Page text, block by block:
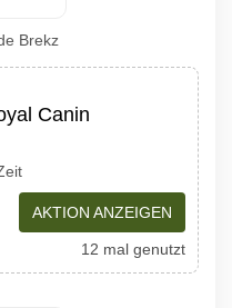
Brekz
Canin
AKTION ANZEIGEN
12 mal genutzt